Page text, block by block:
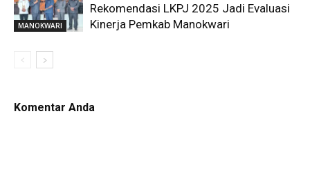
MANOKWARI
Rekomendasi LKPJ 2025 Jadi Evaluasi
Kinerja Pemkab Manokwari
Komentar Anda